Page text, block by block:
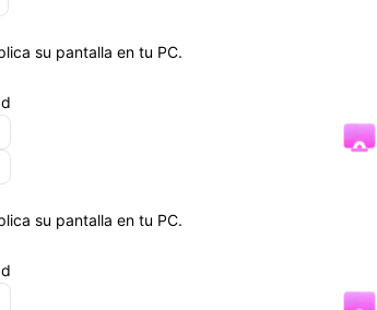
su pantalla en tu PC.
su pantalla en tu PC.